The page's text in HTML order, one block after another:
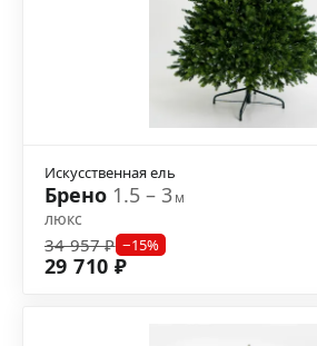
Искусственная ель
Брено 1.5 – 3м
люкс
34 957 ₽ −15%
29 710 ₽